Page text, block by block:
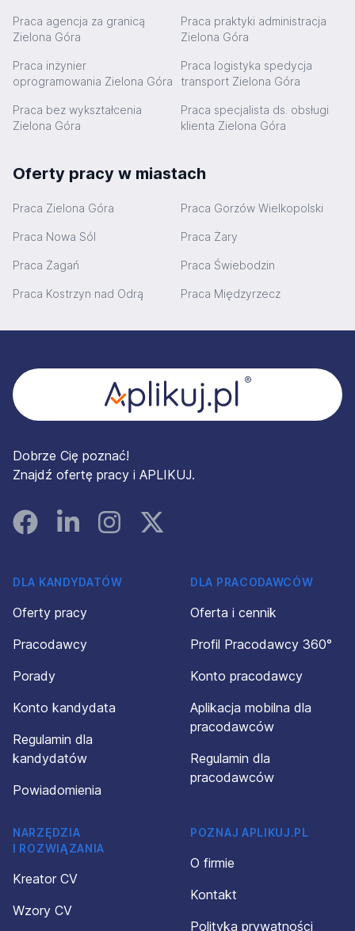
Praca agencja za granicą
Zielona Góra
Praca praktyki administracja
Zielona Góra
Praca inżynier
oprogramowania Zielona Góra
Praca logistyka spedycja
transport Zielona Góra
Praca bez wykształcenia
Zielona Góra
Praca specjalista ds. obsługi
klienta Zielona Góra
Oferty pracy w miastach
Praca Zielona Góra Praca Gorzów Wielkopolski
Praca Nowa Sól Praca Żary
Praca Żagań Praca Świebodzin
Praca Kostrzyn nad Odrą Praca Międzyrzecz
Dobrze Cię poznać!
Znajdź ofertę pracy i APLIKUJ.
FacebookLinked InInstagramInstagram
DLA KANDYDATÓW
Oferty pracy
Pracodawcy
Porady
Konto kandydata
Regulamin dla
kandydatów
Powiadomienia
DLA PRACODAWCÓW
Oferta i cennik
Profil Pracodawcy 360°
Konto pracodawcy
Aplikacja mobilna dla
pracodawców
Regulamin dla
pracodawców
NARZĘDZIA
I ROZWIĄZANIA
Kreator CV
Wzory CV
POZNAJ APLIKUJ.PL
O firmie
Kontakt
Polityka prywatności